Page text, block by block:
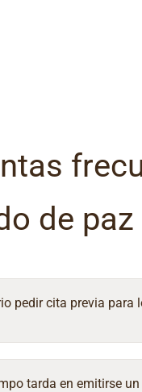
de paz
pedir cita previa
tarda en emitirse